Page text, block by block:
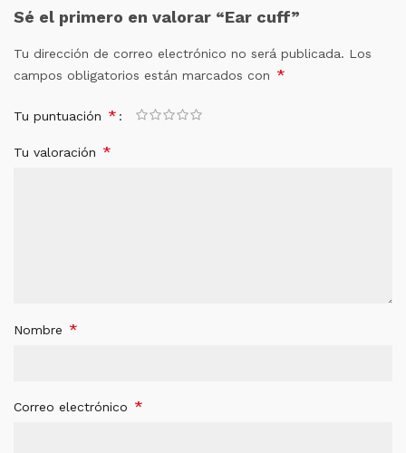
Sé el primero en valorar “Ear cuff”
Tu dirección de correo electrónico no será publicada. Los
campos obligatorios están marcados con *
Tu puntuación *
Tu valoración *
Nombre *
Correo electrónico *